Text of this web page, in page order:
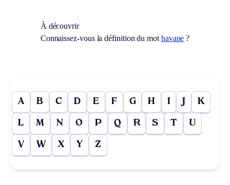
À découvrir
Connaissez-vous la définition du mot havane ?
A B C D E F G H I J K
L M N O P Q R S T U
V W X Y Z